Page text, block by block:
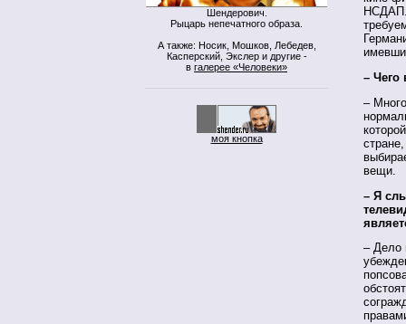
Шендерович.
Рыцарь непечатного образа.
А также: Носик, Мошков, Лебедев,
Касперский, Экслер и другие -
в галерее «Человеки»
моя кнопка
НСДАП.
– Чего
–
вещи.
– Я
– Дело